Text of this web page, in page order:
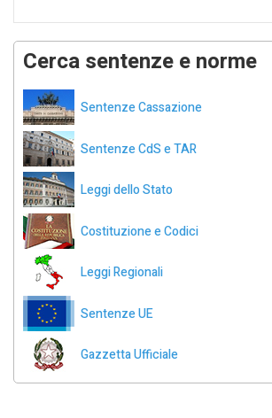
Cerca sentenze e norme
Sentenze Cassazione
Sentenze CdS e TAR
Leggi dello Stato
Costituzione e Codici
Leggi Regionali
Sentenze UE
Gazzetta Ufficiale